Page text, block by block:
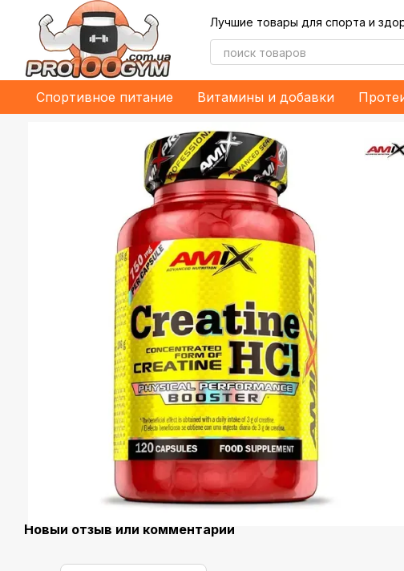
Перейти к основному контенту
Лучшие товары для спорта и
Спортивное питание Витамины и добавки
Новый отзыв или комментарий